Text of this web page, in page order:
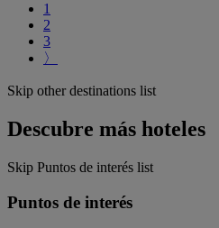
1
2
3
〉
Skip other destinations list
Descubre más hoteles
Skip Puntos de interés list
Puntos de interés